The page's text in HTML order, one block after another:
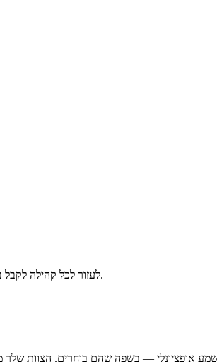
לעזור לכל קהילה לקבל בברכה כל אדם — בכמעט 200 שפות, בטלפונים שהם כבר נושאים איתם.